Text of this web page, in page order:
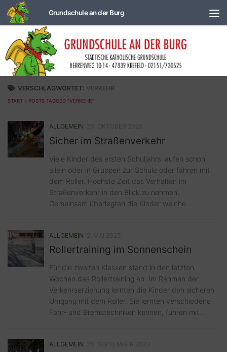
Zum Inhalt springen
VERSCHLAGWORTET: VERKEHR
START » POSTS TAGGED "VERKEHR"
ALLGEMEIN
Sicher im Straßenverkehr
Viele Kinder des ersten Schuljahrs laufen schon
allein oder in Gruppen zur Schule oder fahren mit
dem Roller. Höchste Zeit das Verhalten im
Straßenverkehr in den Blick zu nehmen.
Gemeinsam überlegten die Kinder welche...
ALLGEMEIN
Rollertraining im Sonnenschein
Für die zweiten Klassen stand in den letzten
Wochen das Rollertraining an. Im Rahmen der
Verkehrserziehung lernten die Kinder den sicheren
Umgang mit dem Roller. Sie lernten verschiedene
Fahr- und Bremstechniken kennen, fuhren mit...
ALLGEMEIN